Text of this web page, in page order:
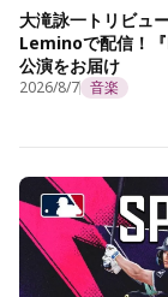
大滝詠一トリビュ
Leminoで配信！『
公演をお届け
2026/8/7 音楽